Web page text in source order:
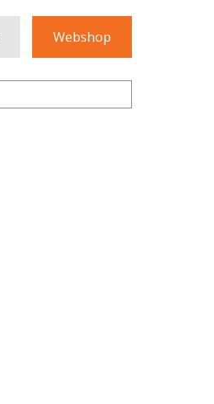
Webshop